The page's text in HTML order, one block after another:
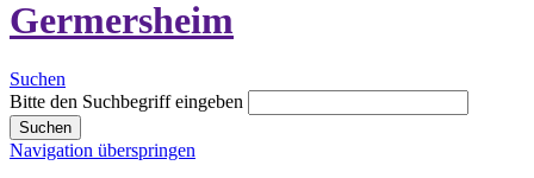
Suchen
Bitte den Suchbegriff eingeben
Suchen
Navigation überspringen